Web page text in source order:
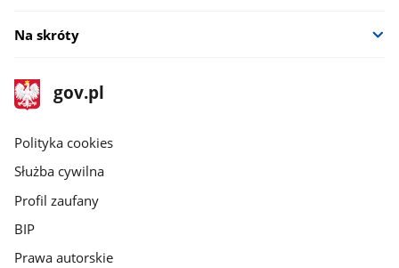
Na skróty
stopka
gov.pl
Strona
gov.pl
gov.pl
Polityka cookies
Służba cywilna
Profil zaufany
BIP
Prawa autorskie